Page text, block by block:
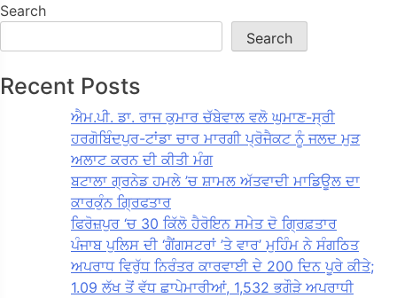
Search
Search
Recent Posts
ਐਮ.ਪੀ. ਡਾ. ਰਾਜ ਕੁਮਾਰ ਚੱਬੇਵਾਲ ਵਲੋ ਘੁਮਾਣ-ਸ੍ਰੀ
ਹਰਗੋਬਿੰਦਪੁਰ-ਟਾਂਡਾ ਚਾਰ ਮਾਰਗੀ ਪ੍ਰੋਜੈਕਟ ਨੂੰ ਜਲਦ ਮੁੜ
ਅਲਾਟ ਕਰਨ ਦੀ ਕੀਤੀ ਮੰਗ
ਬਟਾਲਾ ਗ੍ਰਨੇਡ ਹਮਲੇ ’ਚ ਸ਼ਾਮਲ ਅੱਤਵਾਦੀ ਮਾਡਿਊਲ ਦਾ
ਕਾਰਕੁੰਨ ਗ੍ਰਿਫਤਾਰ
ਫਿਰੋਜ਼ਪੁਰ ‘ਚ 30 ਕਿੱਲੋ ਹੈਰੋਇਨ ਸਮੇਤ ਦੋ ਗ੍ਰਿਫ਼ਤਾਰ
ਪੰਜਾਬ ਪੁਲਿਸ ਦੀ ‘ਗੈਂਗਸਟਰਾਂ ’ਤੇ ਵਾਰ’ ਮੁਹਿੰਮ ਨੇ ਸੰਗਠਿਤ
ਅਪਰਾਧ ਵਿਰੁੱਧ ਨਿਰੰਤਰ ਕਾਰਵਾਈ ਦੇ 200 ਦਿਨ ਪੂਰੇ ਕੀਤੇ;
1.09 ਲੱਖ ਤੋਂ ਵੱਧ ਛਾਪੇਮਾਰੀਆਂ, 1,532 ਭਗੌੜੇ ਅਪਰਾਧੀ